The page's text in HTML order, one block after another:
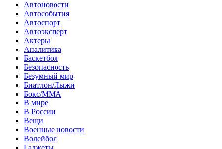
Автоновости
Автособытия
Автоспорт
Автоэксперт
Актеры
Аналитика
Баскетбол
Безопасность
Безумный мир
Биатлон/Лыжи
Бокс/MMA
В мире
В России
Вещи
Военные новости
Волейбол